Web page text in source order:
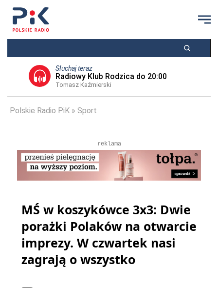
Słuchaj teraz
Radiowy Klub Rodzica do 20:00
Tomasz Kaźmierski
Polskie Radio PiK Sport
reklama
MŚ w koszykówce 3x3: Dwie
porażki Polaków na otwarcie
imprezy. W czwartek nasi
zagrają o wszystko